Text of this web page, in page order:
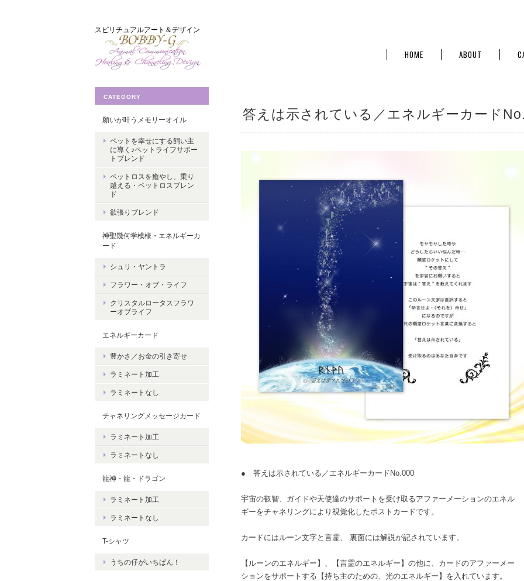
スピリチュアルアート＆デザイン
HOME ABOUT
答えは示されている／エネルギーカード
● 答えは示されている／エネルギーカードNo.000
宇宙の叡智、ガイドや天使達のサポートを受け取るアファーメーションのエネル
ギーをチャネリングにより視覚化したポストカードです。
カードにはルーン文字と言霊、 裏面には解説が記されています。
【ルーンのエネルギー】、【言霊のエネルギー】の他に、カードのアファーメー
ションをサポートする【持ち主のための、光のエネルギー】を入れています。
CATEGORY
願いが叶うメモリーオイル
ペットを幸せにする飼い主
に導く♪ペットライフサポー
トブレンド
ペットロスを癒やし、乗り
越える・ペットロスブレン
ド
欲張りブレンド
神聖幾何学模様・エネルギーカ
ード
シュリ・ヤントラ
フラワー・オブ・ライフ
クリスタルロータスフラワ
ーオブライフ
エネルギーカード
豊かさ／お金の引き寄せ
ラミネート加工
ラミネートなし
チャネリングメッセージカード
ラミネート加工
ラミネートなし
龍神・龍・ドラゴン
ラミネート加工
ラミネートなし
T-シャツ
うちの仔がいちばん！